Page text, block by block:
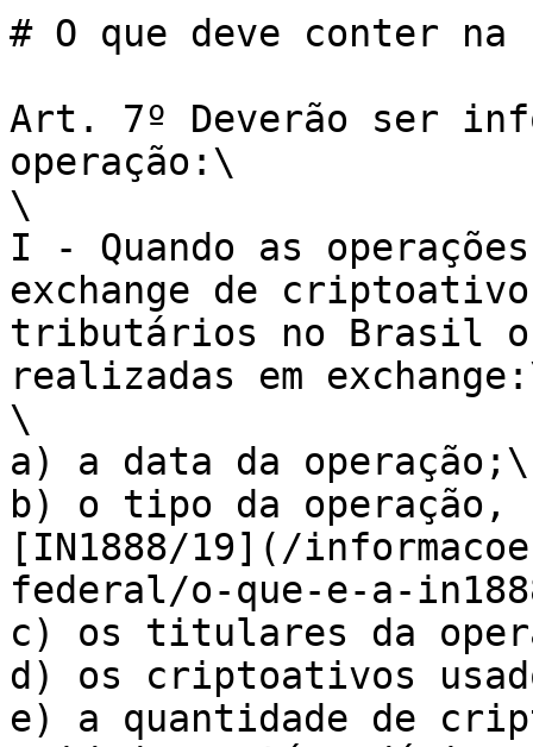
# O que deve conter na
Art. 7º Deverão ser
operação:\
\
I - Quando as
exchange de
tributários no Brasil ou
realizadas em
\
a) a data da operação;\
b) o tipo da operação,
[IN1888/19](/
federal/o-que-e-a-
c) os titulares da
d) os criptoativos
e) a quantidade de